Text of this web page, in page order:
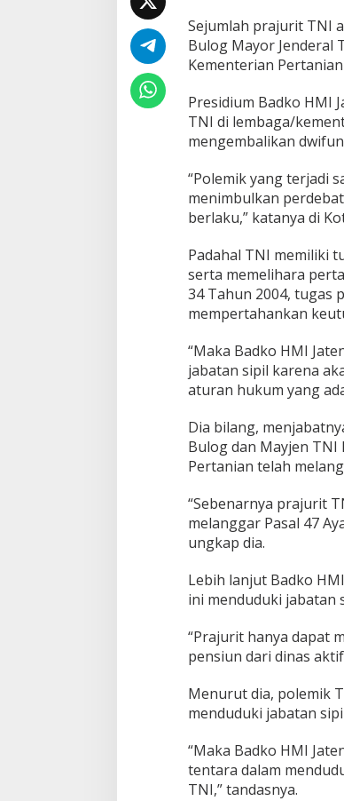
Sejumlah prajurit TNI
Bulog Mayor Jenderal
Kementerian
Presidium Badko HMI
TNI di lembaga/
mengembalikan
“Polemik yang terjadi
menimbulkan
berlaku,” katanya di
Padahal TNI memiliki
serta memelihara
34 Tahun 2004, tugas
mempertahankan
“Maka Badko HMI
jabatan sipil karena
aturan hukum yang
Dia bilang,
Bulog dan Mayjen
Pertanian telah
“Sebenarnya prajurit
melanggar Pasal 47
ungkap dia.
Lebih lanjut Badko
ini menduduki jabatan
“Prajurit hanya dapat
pensiun dari dinas
Menurut dia, polemik
menduduki jabatan
“Maka Badko HMI
tentara dalam
TNI,” tandasnya.